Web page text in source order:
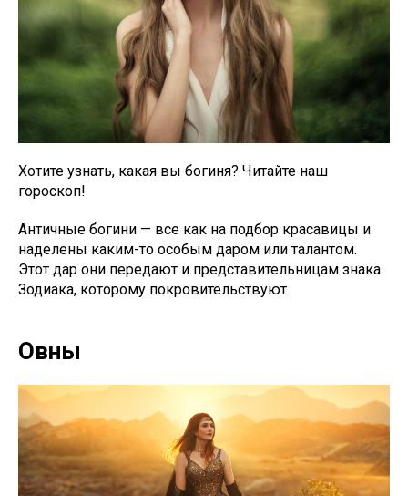
Хотите узнать, какая вы богиня? Читайте наш
гороскоп!
Античные богини — все как на подбор красавицы и
наделены каким-то особым даром или талантом.
Этот дар они передают и представительницам знака
Зодиака, которому покровительствуют.
Овны